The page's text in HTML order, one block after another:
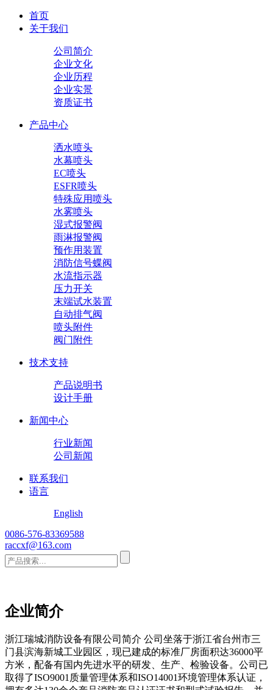
首页
关于我们
公司简介
企业文化
企业历程
企业实景
资质证书
产品中心
洒水喷头
水幕喷头
EC喷头
ESFR喷头
特殊应用喷头
水雾喷头
湿式报警阀
雨淋报警阀
预作用装置
消防信号蝶阀
水流指示器
压力开关
末端试水装置
自动排气阀
喷头附件
阀门附件
技术支持
产品说明书
设计手册
新闻中心
行业新闻
公司新闻
联系我们
语言
English
0086-576-83369588
raccxf@163.com
企业简介
浙江瑞城消防设备有限公司简介 公司坐落于浙江省台州市三
门县滨海新城工业园区，现已建成的标准厂房面积达36000平
方米，配备有国内先进水平的研发、生产、检验设备。公司已
取得了ISO9001质量管理体系和ISO14001环境管理体系认证，